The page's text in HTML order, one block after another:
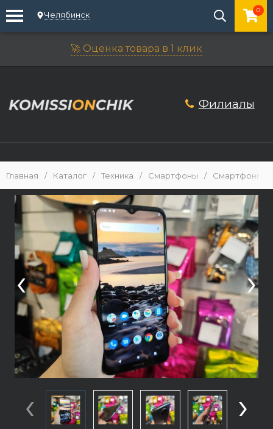
Челябинск 0
🚀 Оценка товара в 1 клик
Филиалы
Главная / Каталог / Техника / Смартфоны / Смартфоны
‹ ›
‹ ›